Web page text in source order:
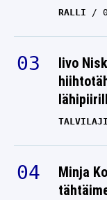
RALLI
Iivo
Minja